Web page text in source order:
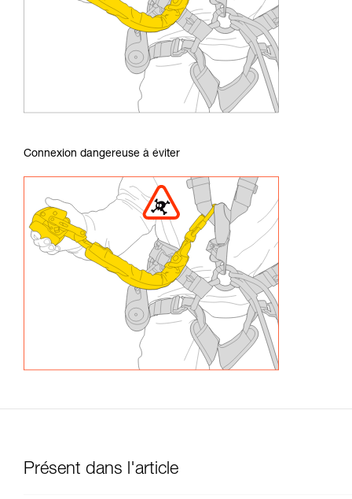
Connexion dangereuse à éviter
Présent dans l'article